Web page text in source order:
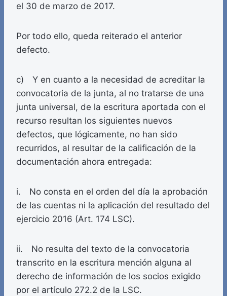
el 30 de marzo de 2017.
Por todo ello, queda reiterado el anterior
defecto.
c) Y en cuanto a la necesidad de acreditar la
convocatoria de la junta, al no tratarse de una
junta universal, de la escritura aportada con el
recurso resultan los siguientes nuevos
defectos, que lógicamente, no han sido
recurridos, al resultar de la calificación de la
documentación ahora entregada:
i. No consta en el orden del día la aprobación
de las cuentas ni la aplicación del resultado del
ejercicio 2016 (Art. 174 LSC).
ii. No resulta del texto de la convocatoria
transcrito en la escritura mención alguna al
derecho de información de los socios exigido
por el artículo 272.2 de la LSC.